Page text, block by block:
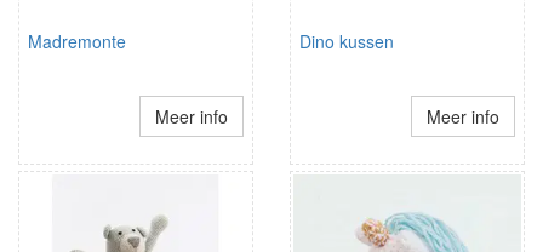
Madremonte
Meer info
Dino kussen
Meer info